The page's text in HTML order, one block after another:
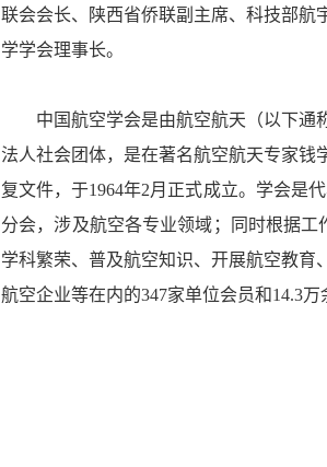
联会会长、陕西省侨联副主席、科技部航
学学会理事长。
中国航空学会是由航空航天（以下通称
法人社会团体，是在著名航空航天专家
复文件，于1964年2月正式成立。学会是
分会，涉及航空各专业领域；同时根据
学科繁荣、普及航空知识、开展航空教
航空企业等在内的347家单位会员和14.3